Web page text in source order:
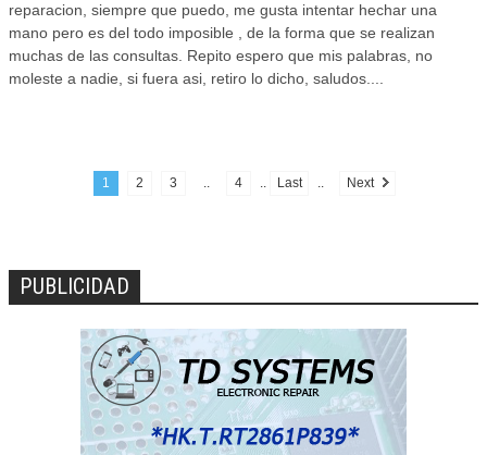
reparacion, siempre que puedo, me gusta intentar hechar una
mano pero es del todo imposible , de la forma que se realizan
muchas de las consultas. Repito espero que mis palabras, no
moleste a nadie, si fuera asi, retiro lo dicho, saludos....
1 2 3 .. 4 .. Last .. Next
PUBLICIDAD